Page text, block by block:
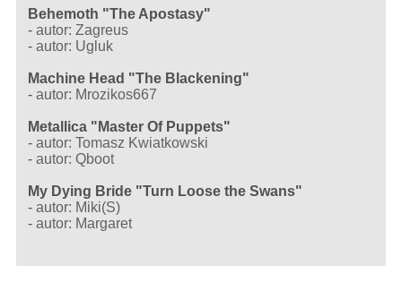
Behemoth "The Apostasy"
-autor: Zagreus
-autor: Ugluk
Machine Head "The Blackening"
-autor: Mrozikos667
Metallica "Master Of Puppets"
-autor: Tomasz Kwiatkowski
-autor: Qboot
My Dying Bride "Turn Loose the Swans"
-autor: Miki(S)
-autor: Margaret